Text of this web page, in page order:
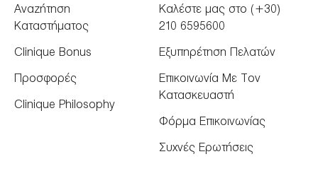
Αναζήτηση
Καταστήματος
Clinique Bonus
Προσφορές
Clinique Philosophy
Καλέστε μας στο (+30)
210 6595600
Εξυπηρέτηση Πελατών
Επικοινωνία Με Τον
Κατασκευαστή
Φόρμα Επικοινωνίας
Συχνές Ερωτήσεις